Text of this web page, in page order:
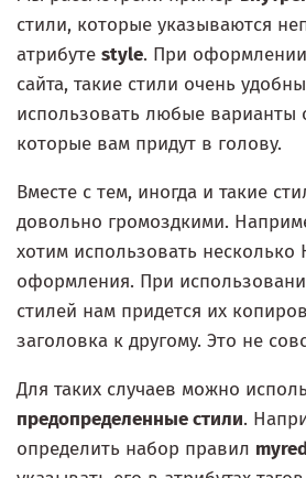
стили, которые указываются
атрибуте style. При оформлении
сайта, такие стили очень
использовать любые
которые вам придут в голову.
Вместе с тем, иногда и такие
довольно громоздкими.
хотим использовать несколько
оформления. При
стилей нам придется их
заголовка к другому. Это не
Для таких случаев можно
предопределенные стили.
определить набор правил